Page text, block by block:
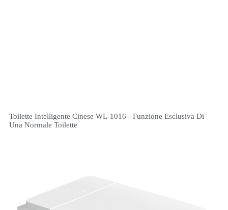
Toilette Intelligente Cinese WL-1016 - Funzione Esclusiva Di
Una Normale Toilette